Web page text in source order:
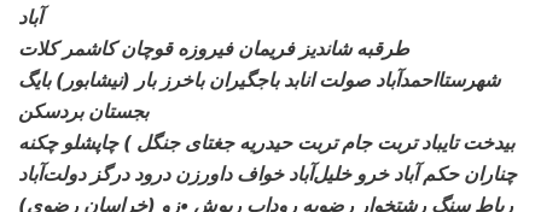
آباد
طرقبه شاندیز فریمان فیروزه قوچان کاشمر کلات
شهرستااحمدآباد صولت انابد باجگیران باخرز بار (نیشابور) بایگ
بجستان بردسکن
بیدخت تایباد تربت جام تربت حیدریه جغتای جنگل ) چاپشلو چکنه
چناران حکم آباد خرو خلیل‌آباد خواف داورزن درود درگز دولت‌آباد
(خراسان رضوی) رباط سنگ رشتخوار رضویه روداب ریوش •زو